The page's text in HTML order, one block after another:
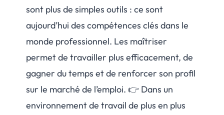
sont plus de simples outils : ce sont
aujourd’hui des compétences clés dans le
monde professionnel. Les maîtriser
permet de travailler plus efficacement, de
gagner du temps et de renforcer son profil
sur le marché de l’emploi. 👉 Dans un
environnement de travail de plus en plus